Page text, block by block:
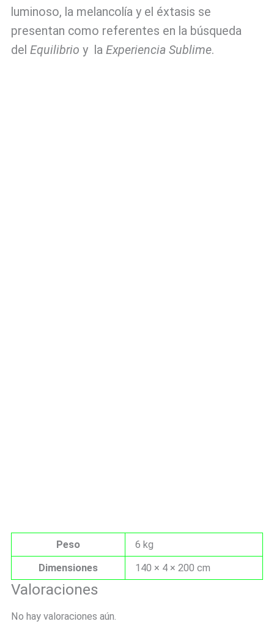
luminoso, la melancolía y el éxtasis se
presentan como referentes en la búsqueda
del Equilibrio y la Experiencia Sublime.
Peso
6 kg
Dimensiones
140 × 4 × 200 cm
Valoraciones
No hay valoraciones aún.